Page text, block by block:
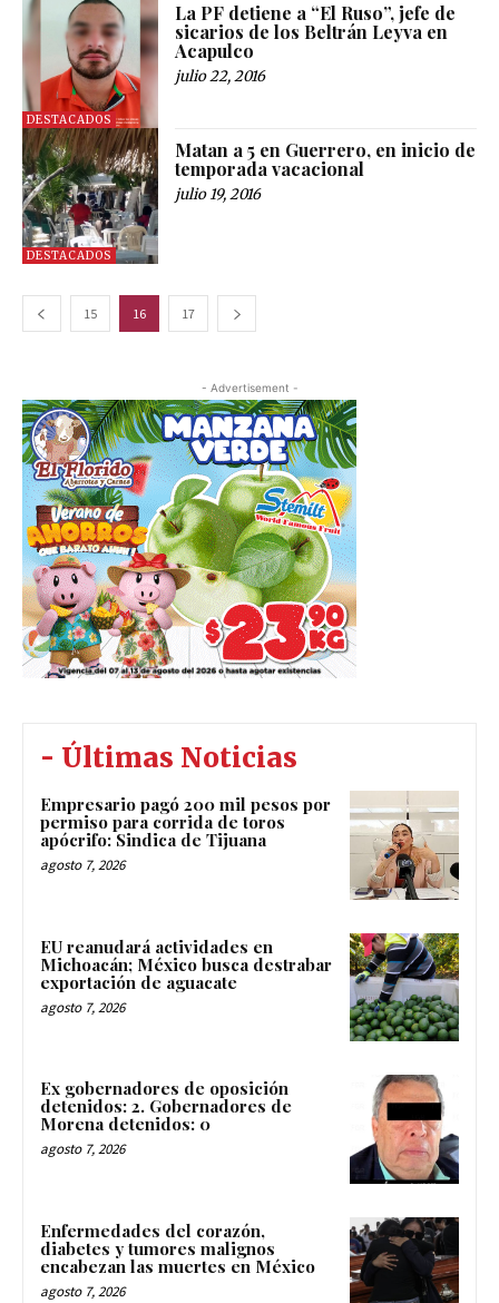
DESTACADOS
La PF detiene a “El Ruso”, jefe de
sicarios de los Beltrán Leyva en
Acapulco
julio 22, 2016
DESTACADOS
Matan a 5 en Guerrero, en inicio de
temporada vacacional
julio 19, 2016
15 16 17
- Advertisement -
- Últimas Noticias
Empresario pagó 200 mil pesos por
permiso para corrida de toros
apócrifo: Sindica de Tijuana
agosto 7, 2026
EU reanudará actividades en
Michoacán; México busca destrabar
exportación de aguacate
agosto 7, 2026
Ex gobernadores de oposición
detenidos: 2. Gobernadores de
Morena detenidos: 0
agosto 7, 2026
Enfermedades del corazón,
diabetes y tumores malignos
encabezan las muertes en México
agosto 7, 2026